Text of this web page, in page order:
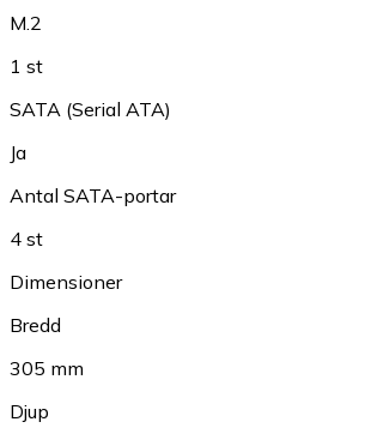
M.2
1 st
SATA (Serial ATA)
Ja
Antal SATA-portar
4 st
Dimensioner
Bredd
305 mm
Djup